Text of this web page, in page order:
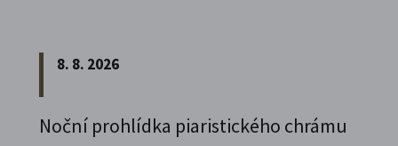
8. 8. 2026
Noční prohlídka piaristického chrámu